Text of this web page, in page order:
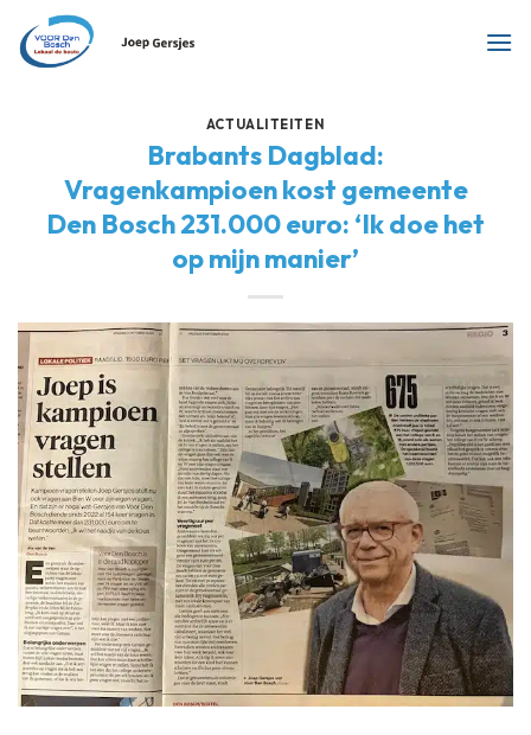
naar
inhoud
ACTUALITEITEN
Brabants Dagblad:
Vragenkampioen kost gemeente
Den Bosch 231.000 euro: ‘Ik doe het
op mijn manier’